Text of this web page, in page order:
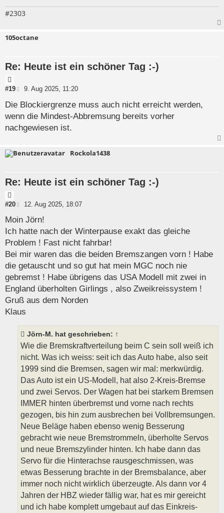
#2303
105octane
Re: Heute ist ein schöner Tag :-)
i
a
t
#19
B
i
r
a
g
9. Aug 2025, 11:20
Die Blockiergrenze muss auch nicht erreicht werden,
wenn die Mindest-Abbremsung bereits vorher
nachgewiesen ist.
Rockola1438
Re: Heute ist ein schöner Tag :-)
i
a
t
#20
B
i
r
a
12. Aug 2025, 18:07
Moin Jörn!
Ich hatte nach der Winterpause exakt das gleiche
Problem ! Fast nicht fahrbar!
Bei mir waren das die beiden Bremszangen vorn ! Habe
die getauscht und so gut hat mein MGC noch nie
gebremst ! Habe übrigens das USA Modell mit zwei in
England überholten Girlings , also Zweikreissystem !
Gruß aus dem Norden
Klaus
Jörn-M. hat geschrieben: ↑
Wie die Bremskraftverteilung beim C sein soll weiß ich
nicht. Was ich weiss: seit ich das Auto habe, also seit
1999 sind die Bremsen, sagen wir mal: merkwürdig.
Das Auto ist ein US-Modell, hat also 2-Kreis-Bremse
und zwei Servos. Der Wagen hat bei starkem Bremsen
IMMER hinten überbremst und vorne nach rechts
gezogen, bis hin zum ausbrechen bei Vollbremsungen.
Neue Beläge haben ebenso wenig Besserung
gebracht wie neue Bremstrommeln, überholte Servos
und neue Bremszylinder hinten. Ich habe dann das
Servo für die Hinterachse rausgeschmissen, was
etwas Besserung brachte in der Bremsbalance, aber
immer noch nicht wirklich überzeugte. Als dann vor 4
Jahren der HBZ wieder fällig war, hat es mir gereicht
und ich habe komplett umgebaut auf das Einkreis-